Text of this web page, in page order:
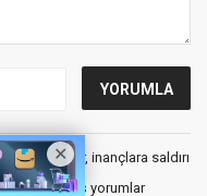
veya imalar, inançlara saldırı
yazılmış yorumlar